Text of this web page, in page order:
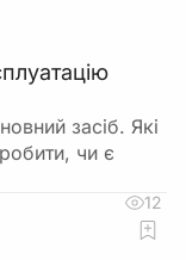
засіб. Які
чи є
12